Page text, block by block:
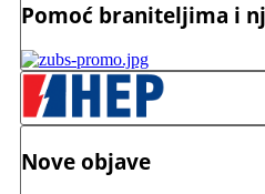
Pomoć braniteljima i
Nove objave